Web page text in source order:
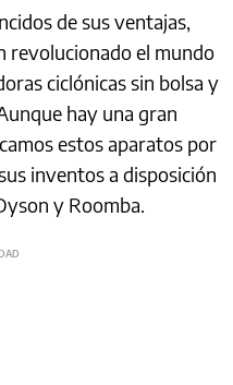
de sus ventajas,
revolucionado el mundo
ciclónicas sin bolsa y
hay una gran
estos aparatos por
inventos a disposición
y Roomba.